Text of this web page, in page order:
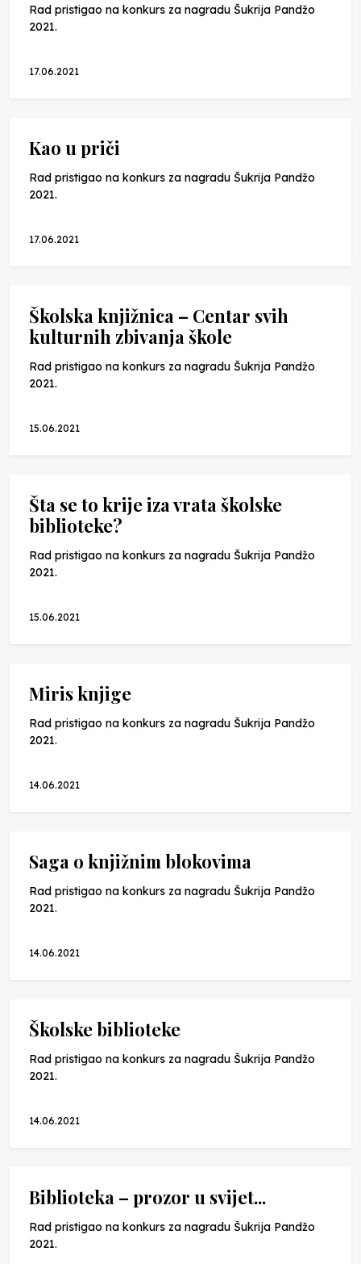
Rad pristigao na konkurs za nagradu Šukrija Pandžo
2021.
17.06.2021
Kao u priči
Rad pristigao na konkurs za nagradu Šukrija Pandžo
2021.
17.06.2021
Školska knjižnica – Centar svih
kulturnih zbivanja škole
Rad pristigao na konkurs za nagradu Šukrija Pandžo
2021.
15.06.2021
Šta se to krije iza vrata školske
biblioteke?
Rad pristigao na konkurs za nagradu Šukrija Pandžo
2021.
15.06.2021
Miris knjige
Rad pristigao na konkurs za nagradu Šukrija Pandžo
2021.
14.06.2021
Saga o knjižnim blokovima
Rad pristigao na konkurs za nagradu Šukrija Pandžo
2021.
14.06.2021
Školske biblioteke
Rad pristigao na konkurs za nagradu Šukrija Pandžo
2021.
14.06.2021
Biblioteka – prozor u svijet...
Rad pristigao na konkurs za nagradu Šukrija Pandžo
2021.